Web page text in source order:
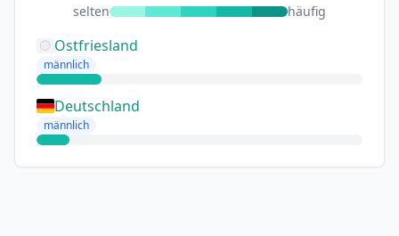
selten häufig
Ostfriesland
männlich
Deutschland
männlich